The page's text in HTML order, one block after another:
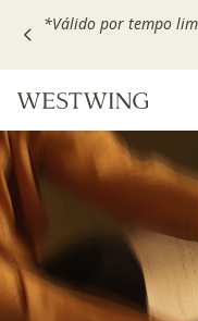
Escolha seu